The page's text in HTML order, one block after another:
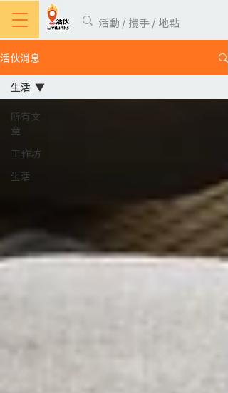
活伙消息
所有文
章
工作坊
生活
生活